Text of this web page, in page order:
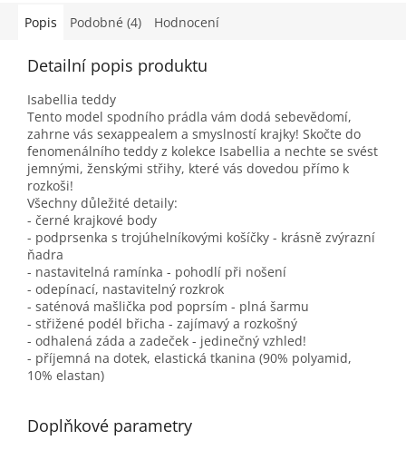
Popis Podobné (4) Hodnocení
Detailní popis produktu
Isabellia teddy
Tento model spodního prádla vám dodá sebevědomí,
zahrne vás sexappealem a smyslností krajky! Skočte do
fenomenálního teddy z kolekce Isabellia a nechte se svést
jemnými, ženskými střihy, které vás dovedou přímo k
rozkoši!
Všechny důležité detaily:
- černé krajkové body
- podprsenka s trojúhelníkovými košíčky - krásně zvýrazní
ňadra
- nastavitelná ramínka - pohodlí při nošení
- odepínací, nastavitelný rozkrok
- saténová mašlička pod poprsím - plná šarmu
- střižené podél břicha - zajímavý a rozkošný
- odhalená záda a zadeček - jedinečný vzhled!
- příjemná na dotek, elastická tkanina (90% polyamid,
10% elastan)
Doplňkové parametry